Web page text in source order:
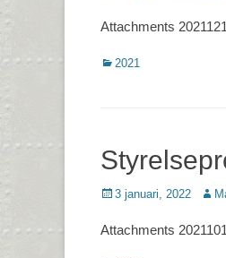
Attachments
Kategorier
2021
Postades
3 januari, 2022
Attachments